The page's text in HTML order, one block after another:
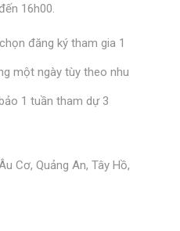
16h00.
đăng ký tham gia 1
một ngày tùy theo nhu
1 tuần tham dự 3
Cơ, Quảng An, Tây Hồ,